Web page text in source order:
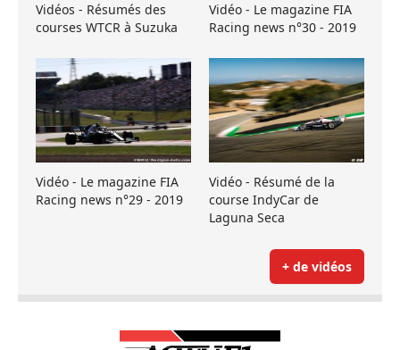
Vidéos - Résumés des
courses WTCR à Suzuka
Vidéo - Le magazine FIA
Racing news n°30 - 2019
Vidéo - Le magazine FIA
Racing news n°29 - 2019
Vidéo - Résumé de la
course IndyCar de
Laguna Seca
+ de vidéos